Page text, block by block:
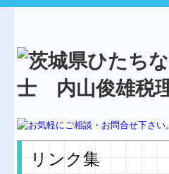
HOME
事務所紹介
経営理念
リンク集